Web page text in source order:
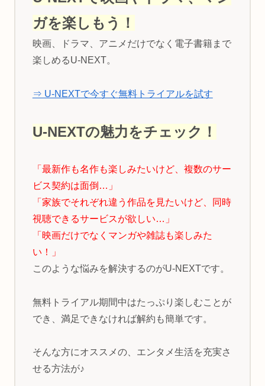
ガを楽しもう！
映画、ドラマ、アニメだけでなく電子書籍まで
楽しめるU-NEXT。
⇒ U-NEXTで今すぐ無料トライアルを試す
U-NEXTの魅力をチェック！
「最新作も名作も楽しみたいけど、複数のサー
ビス契約は面倒…」
「家族でそれぞれ違う作品を見たいけど、同時
視聴できるサービスが欲しい…」
「映画だけでなくマンガや雑誌も楽しみた
い！」
このような悩みを解決するのがU-NEXTです。
無料トライアル期間中はたっぷり楽しむことが
でき、満足できなければ解約も簡単です。
そんな方にオススメの、エンタメ生活を充実さ
せる方法が♪